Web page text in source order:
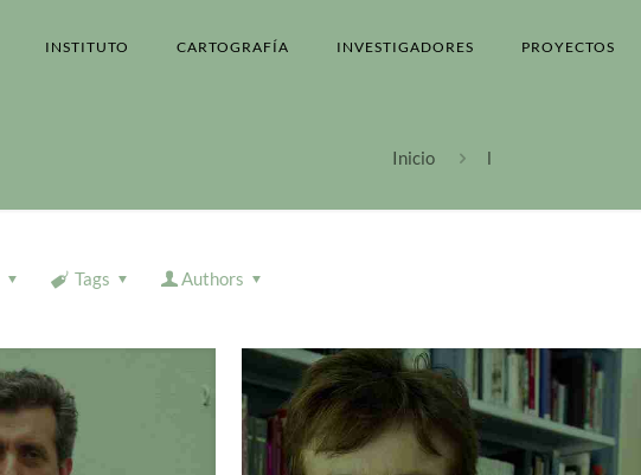
INSTITUTO CARTOGRAFÍA INVESTIGADORES PROYECTOS
Inicio l
Tags Authors